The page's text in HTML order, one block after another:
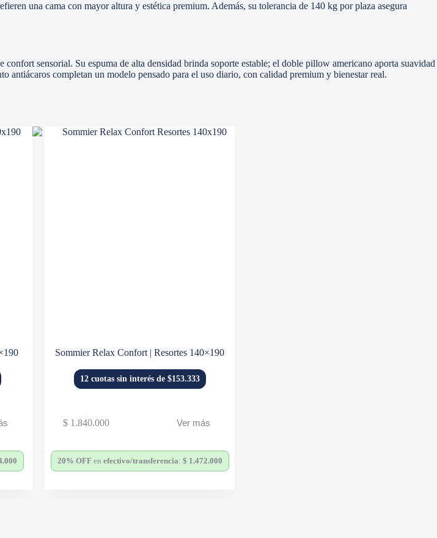
una cama con mayor altura y estética premium. Además, su tolerancia de 140 kg por plaza asegura
sensorial. Su espuma de alta densidad brinda soporte estable; el doble pillow americano aporta suavidad
completan un modelo pensado para el uso diario, con calidad premium y bienestar real.
Sommier Relax Confort | Resortes 140×190
12 cuotas sin interés de $153.333
$1.840.000 Ver más
20% OFFen efectivo/transferencia: $ 1.472.000